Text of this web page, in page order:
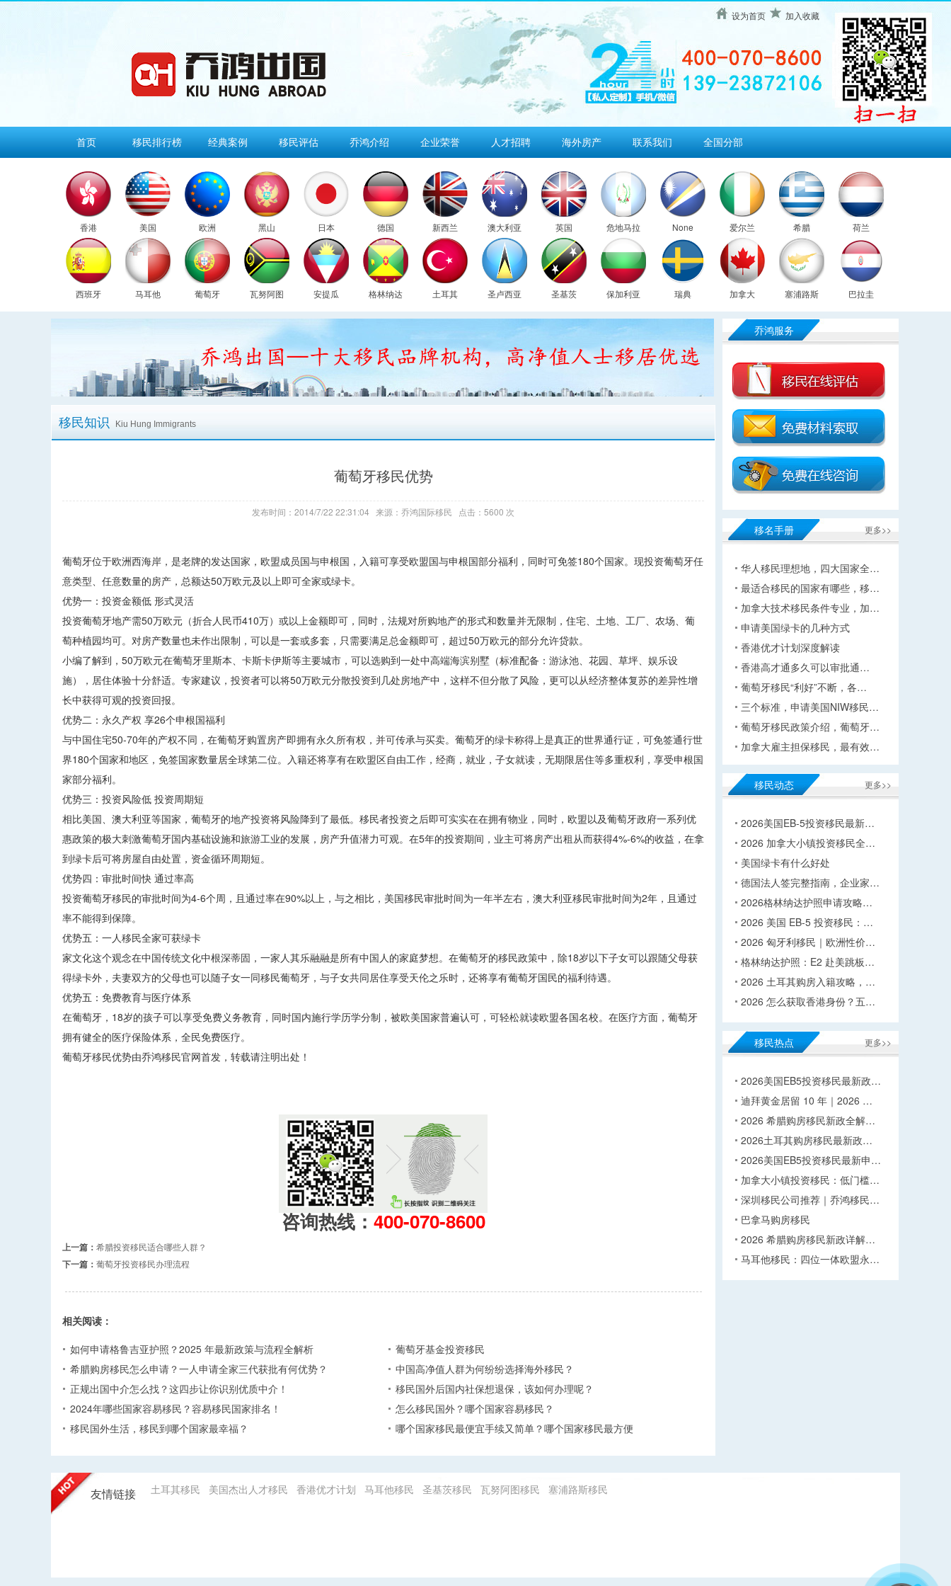
设为首页 加入收藏
首页 移民排行榜 经典案例 移民评估 乔鸿介绍 企业荣誉 人才招聘 海外房产 联系我们 全国分部
香港 美国 欧洲 黑山 日本 德国 新西兰 澳大利亚 英国 危地马拉 None 爱尔兰 希腊 荷兰
西班牙 马耳他 葡萄牙 瓦努阿图 安提瓜 格林纳达 土耳其 圣卢西亚 圣基茨 保加利亚 瑞典 加拿大 塞浦路斯 巴拉圭
移民知识 Kiu Hung Immigrants
葡萄牙移民优势
发布时间：2014/7/22 22:31:04 来源：乔鸿国际移民 点击：5600 次
葡萄牙位于欧洲西海岸，是老牌的发达国家，欧盟成员国与申根国，入籍可享受欧盟国与申根国部分福利，同时可免签180个国家。现投资葡萄牙任
意类型、任意数量的房产，总额达50万欧元及以上即可全家或绿卡。
优势一：投资金额低 形式灵活
投资葡萄牙地产需50万欧元（折合人民币410万）或以上金额即可，同时，法规对所购地产的形式和数量并无限制，住宅、土地、工厂、农场、葡
萄种植园均可。对房产数量也未作出限制，可以是一套或多套，只需要满足总金额即可，超过50万欧元的部分允许贷款。
小编了解到，50万欧元在葡萄牙里斯本、卡斯卡伊斯等主要城市，可以选购到一处中高端海滨别墅（标准配备：游泳池、花园、草坪、娱乐设
施），居住体验十分舒适。专家建议，投资者可以将50万欧元分散投资到几处房地产中，这样不但分散了风险，更可以从经济整体复苏的差异性增
长中获得可观的投资回报。
优势二：永久产权 享26个申根国福利
与中国住宅50-70年的产权不同，在葡萄牙购置房产即拥有永久所有权，并可传承与买卖。葡萄牙的绿卡称得上是真正的世界通行证，可免签通行世
界180个国家和地区，免签国家数量居全球第二位。入籍还将享有在欧盟区自由工作，经商，就业，子女就读，无期限居住等多重权利，享受申根国
家部分福利。
优势三：投资风险低 投资周期短
相比美国、澳大利亚等国家，葡萄牙的地产投资将风险降到了最低。移民者投资之后即可实实在在拥有物业，同时，欧盟以及葡萄牙政府一系列优
惠政策的极大刺激葡萄牙国内基础设施和旅游工业的发展，房产升值潜力可观。在5年的投资期间，业主可将房产出租从而获得4%-6%的收益，在拿
到绿卡后可将房屋自由处置，资金循环周期短。
优势四：审批时间快 通过率高
投资葡萄牙移民的审批时间为4-6个周，且通过率在90%以上，与之相比，美国移民审批时间为一年半左右，澳大利亚移民审批时间为2年，且通过
率不能得到保障。
优势五：一人移民全家可获绿卡
家文化这个观念在中国传统文化中根深蒂固，一家人其乐融融是所有中国人的家庭梦想。在葡萄牙的移民政策中，除18岁以下子女可以跟随父母获
得绿卡外，夫妻双方的父母也可以随子女一同移民葡萄牙，与子女共同居住享受天伦之乐时，还将享有葡萄牙国民的福利待遇。
优势五：免费教育与医疗体系
在葡萄牙，18岁的孩子可以享受免费义务教育，同时国内施行学历学分制，被欧美国家普遍认可，可轻松就读欧盟各国名校。在医疗方面，葡萄牙
拥有健全的医疗保险体系，全民免费医疗。
葡萄牙移民优势由乔鸿移民官网首发，转载请注明出处！
咨询热线： 400-070-8600
上一篇： 希腊投资移民适合哪些人群？
下一篇： 葡萄牙投资移民办理流程
相关阅读：
如何申请格鲁吉亚护照？2025 年最新政策与流程全解析​
葡萄牙基金投资移民
希腊购房移民怎么申请？一人申请全家三代获批有何优势？​
中国高净值人群为何纷纷选择海外移民？
正规出国中介怎么找？这四步让你识别优质中介！
移民国外后国内社保想退保，该如何办理呢？
2024年哪些国家容易移民？容易移民国家排名！
怎么移民国外？哪个国家容易移民？
移民国外生活，移民到哪个国家最幸福？
哪个国家移民最便宜手续又简单？哪个国家移民最方便
乔鸿服务
更多>>
移名手册
华人移民理想地，四大国家全…
最适合移民的国家有哪些，移…
加拿大技术移民条件专业，加…
申请美国绿卡的几种方式
香港优才计划深度解读
香港高才通多久可以审批通…
葡萄牙移民“利好”不断，各…
三个标准，申请美国NIW移民…
葡萄牙移民政策介绍，葡萄牙…
加拿大雇主担保移民，最有效…
更多>>
移民动态
2026美国EB-5投资移民最新…
2026 加拿大小镇投资移民全…
美国绿卡有什么好处
德国法人签完整指南，企业家…
2026格林纳达护照申请攻略…
2026 美国 EB-5 投资移民：…
2026 匈牙利移民｜欧洲性价…
格林纳达护照：E2 赴美跳板…
2026 土耳其购房入籍攻略，…
2026 怎么获取香港身份？五…
更多>>
移民热点
2026美国EB5投资移民最新政…
迪拜黄金居留 10 年｜2026 …
2026 希腊购房移民新政全解…
2026土耳其购房移民最新政…
2026美国EB5投资移民最新申…
加拿大小镇投资移民：低门槛…
深圳移民公司推荐｜乔鸿移民…
巴拿马购房移民
2026 希腊购房移民新政详解…
马耳他移民：四位一体欧盟永…
友情链接 土耳其移民 美国杰出人才移民 香港优才计划 马耳他移民 圣基茨移民 瓦努阿图移民 塞浦路斯移民